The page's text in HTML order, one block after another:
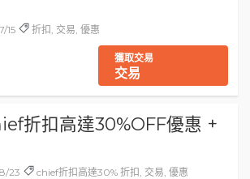
15 折扣, 交易, 優惠
獲取交易
交易
折扣高達30%OFF優惠 +
23 chief折扣高達30% 折扣, 交易, 優惠